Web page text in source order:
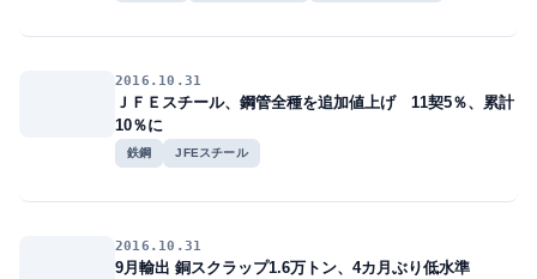
2016.10.31
ＪＦＥスチール、鋼管全種を追加値上げ 11契5％、累計
10％に
鉄鋼 JFEスチール
2016.10.31
9月輸出 銅スクラップ1.6万トン、4カ月ぶり低水準